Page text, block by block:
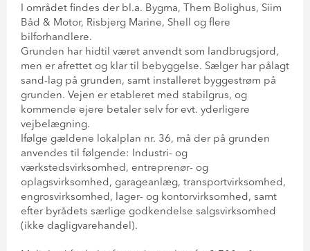
I området findes der bl.a. Bygma, Them Bolighus, Siim
Båd & Motor, Risbjerg Marine, Shell og flere
bilforhandlere.
Grunden har hidtil været anvendt som landbrugsjord,
men er afrettet og klar til bebyggelse. Sælger har pålagt
sand-lag på grunden, samt installeret byggestrøm på
grunden. Vejen er etableret med stabilgrus, og
kommende ejere betaler selv for evt. yderligere
vejbelægning.
Ifølge gældene lokalplan nr. 36, må der på grunden
anvendes til følgende: Industri- og
værkstedsvirksomhed, entreprenør- og
oplagsvirksomhed, garageanlæg, transportvirksomhed,
engrosvirksomhed, lager- og kontorvirksomhed, samt
efter byrådets særlige godkendelse salgsvirksomhed
(ikke dagligvarehandel).